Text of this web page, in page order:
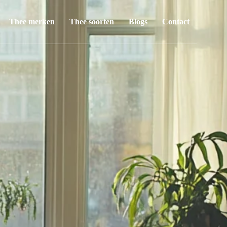
Thee merken Thee soorten Blogs Contact